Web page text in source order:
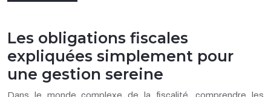
Les obligations fiscales
expliquées simplement pour
une gestion sereine
Dans le monde complexe de la fiscalité, comprendre les